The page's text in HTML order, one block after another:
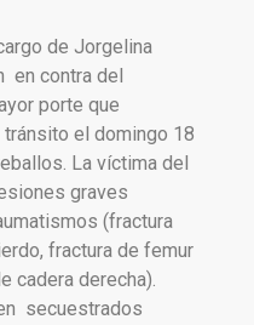
de Jorgelina
en contra del
porte que
el domingo 18
La víctima del
graves
(fractura
fractura de femur
cadera derecha).
secuestrados